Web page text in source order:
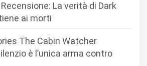
La verità di Dark
ai morti
The Cabin Watcher
è l’unica arma contro